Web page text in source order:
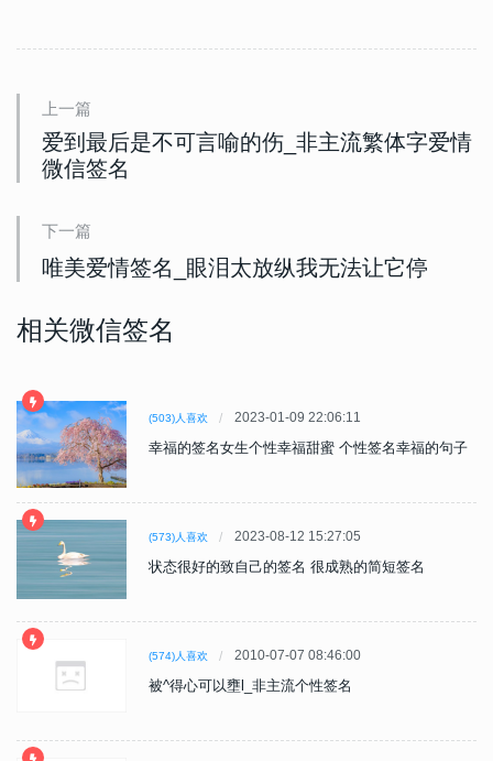
上一篇
爱到最后是不可言喻的伤_非主流繁体字爱情
微信签名
下一篇
唯美爱情签名_眼泪太放纵我无法让它停
相关微信签名
(503)人喜欢 2023-01-09 22:06:11
幸福的签名女生个性幸福甜蜜 个性签名幸福的句子
(573)人喜欢 2023-08-12 15:27:05
状态很好的致自己的签名 很成熟的简短签名
(574)人喜欢 2010-07-07 08:46:00
被^得心可以壅l_非主流个性签名